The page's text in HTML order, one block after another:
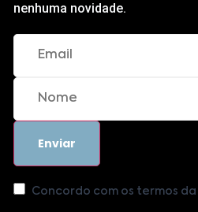
nenhuma novidade.
Concordo com os termos